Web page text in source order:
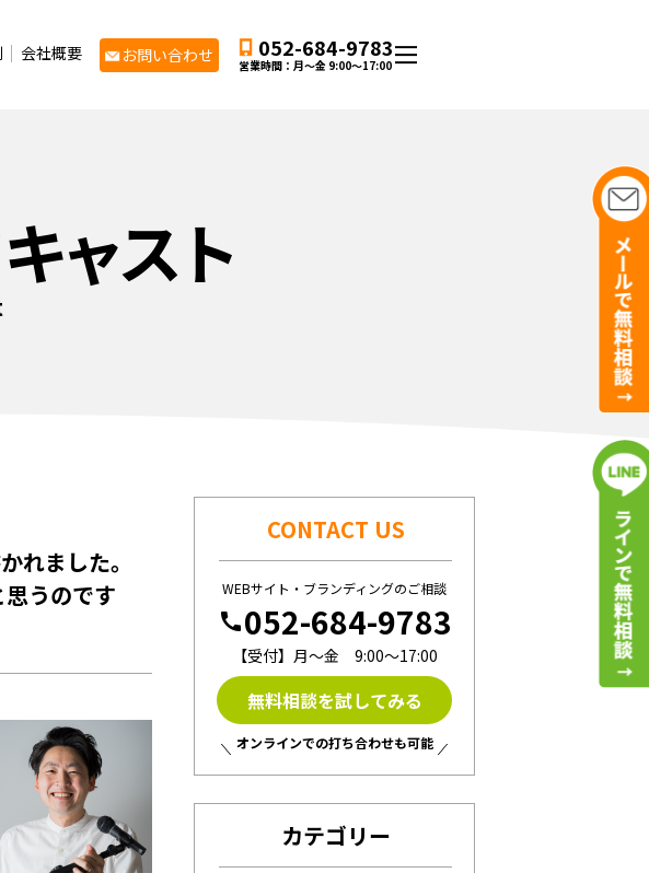
会社概要 お問い合わせ 052-684-9783
営業時間：月〜金 9:00〜17:00
ャスト
れました。
うのです
CONTACT US
WEBサイト・ブランディングのご相談
call052-684-9783
【受付】月〜金 9:00〜17:00
無料相談を試してみる
オンラインでの打ち合わせも可能
カテゴリー